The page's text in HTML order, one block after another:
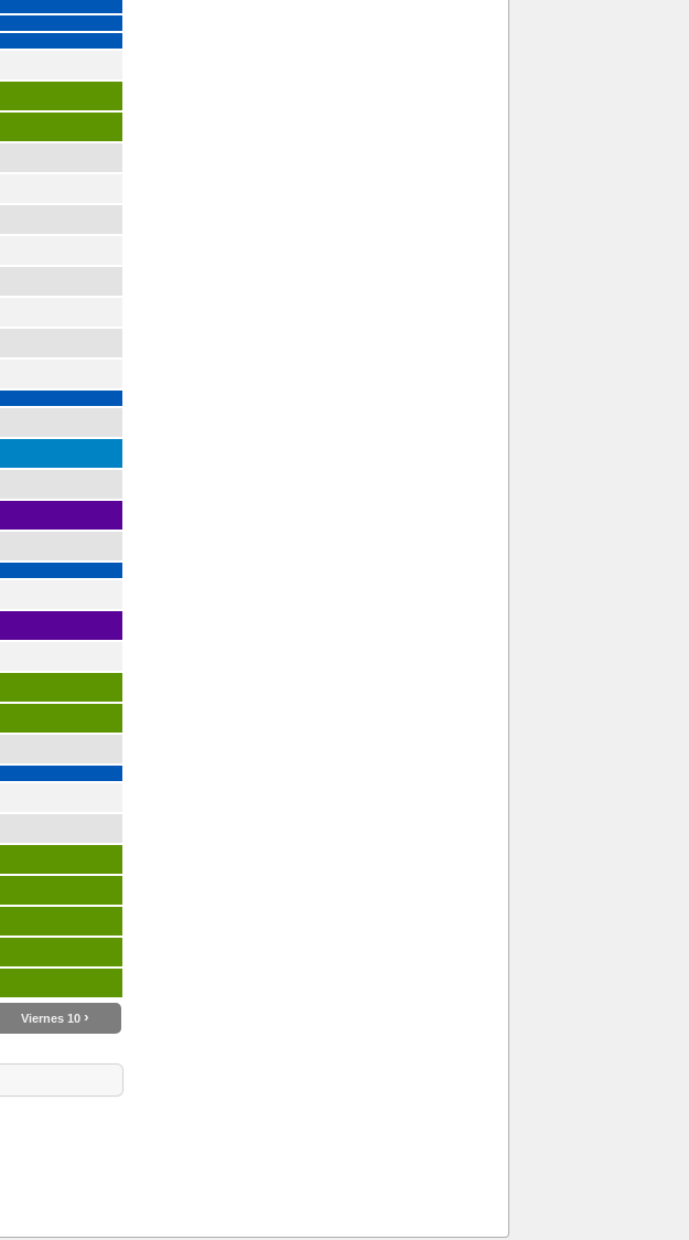
Viernes 10 ›